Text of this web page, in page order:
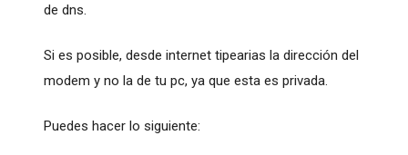
de dns.
Si es posible, desde internet tipearias la dirección del
modem y no la de tu pc, ya que esta es privada.
Puedes hacer lo siguiente: